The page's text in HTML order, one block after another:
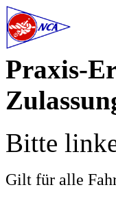
Praxis-
Bitte
Gilt für alle